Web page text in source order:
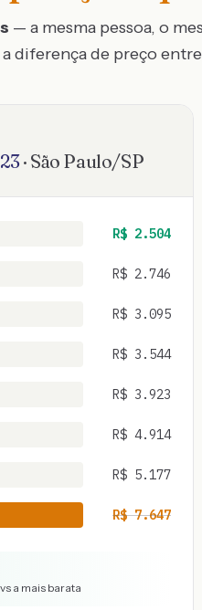
— a mesma pessoa, o
diferença de preço entre
· São Paulo/SP
R$ 2.504
R$ 2.746
R$ 3.095
R$ 3.544
R$ 3.923
R$ 4.914
R$ 5.177
R$7.647
a mais barata